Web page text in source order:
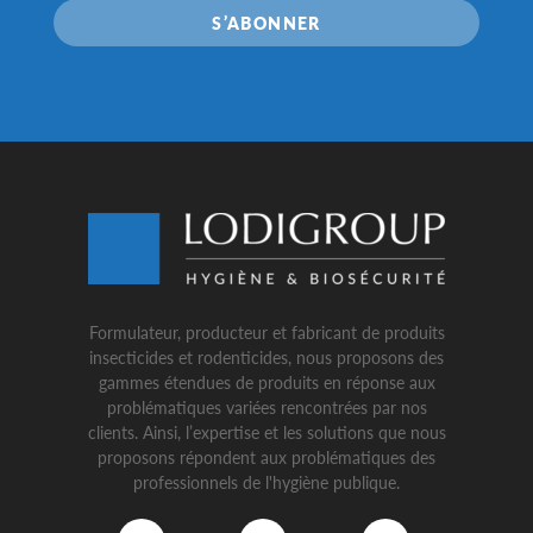
S’ABONNER
Formulateur, producteur et fabricant de produits
insecticides et rodenticides, nous proposons des
gammes étendues de produits en réponse aux
problématiques variées rencontrées par nos
clients. Ainsi, l’expertise et les solutions que nous
proposons répondent aux problématiques des
professionnels de l'hygiène publique.